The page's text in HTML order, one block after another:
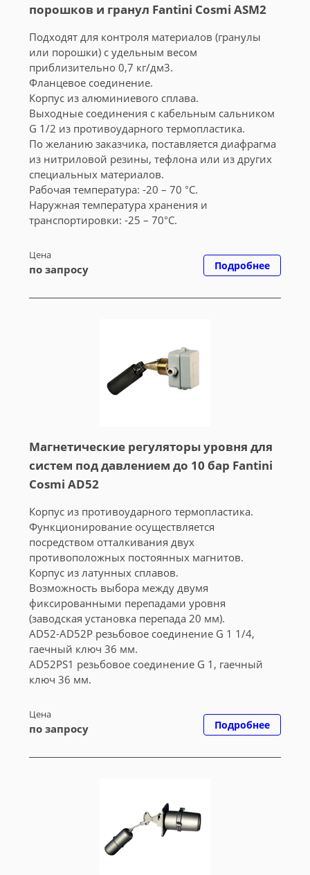
порошков и гранул Fantini Cosmi ASM2
Подходят для контроля материалов (гранулы
или порошки) с удельным весом
приблизительно 0,7 кг/дм3.
Фланцевое соединение.
Корпус из алюминиевого сплава.
Выходные соединения с кабельным сальником
G 1/2 из противоударного термопластика.
По желанию заказчика, поставляется диафрагма
из нитриловой резины, тефлона или из других
специальных материалов.
Рабочая температура: -20 – 70 °C.
Наружная температура хранения и
транспортировки: -25 – 70°C.
Цена
по запросу Подробнее
Магнетические регуляторы уровня для
систем под давлением до 10 бар Fantini
Cosmi AD52
Корпус из противоударного термопластика.
Функционирование осуществляется
посредством отталкивания двух
противоположных постоянных магнитов.
Корпус из латунных сплавов.
Возможность выбора между двумя
фиксированными перепадами уровня
(заводская установка перепада 20 мм).
AD52-AD52P резьбовое соединение G 1 1/4,
гаечный ключ 36 мм.
AD52PS1 резьбовое соединение G 1, гаечный
ключ 36 мм.
Цена
по запросу Подробнее